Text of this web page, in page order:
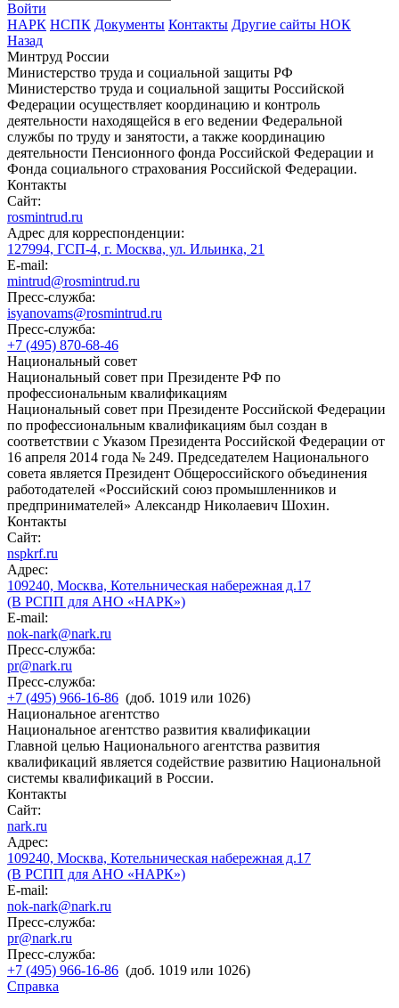
Войти
НАРК НСПК Документы Контакты Другие сайты НОК
Назад
Минтруд России
Министерство труда и социальной защиты РФ
Министерство труда и социальной защиты Российской
Федерации осуществляет координацию и контроль
деятельности находящейся в его ведении Федеральной
службы по труду и занятости, а также координацию
деятельности Пенсионного фонда Российской Федерации и
Фонда социального страхования Российской Федерации.
Контакты
Сайт:
rosmintrud.ru
Адрес для корреспонденции:
127994, ГСП-4, г. Москва, ул. Ильинка, 21
E-mail:
mintrud@rosmintrud.ru
Пресс-служба:
isyanovams@rosmintrud.ru
Пресс-служба:
+7 (495) 870-68-46
Национальный совет
Национальный совет при Президенте РФ по
профессиональным квалификациям
Национальный совет при Президенте Российской Федерации
по профессиональным квалификациям был создан в
соответствии с Указом Президента Российской Федерации от
16 апреля 2014 года № 249. Председателем Национального
совета является Президент Общероссийского объединения
работодателей «Российский союз промышленников и
предпринимателей» Александр Николаевич Шохин.
Контакты
Сайт:
nspkrf.ru
Адрес:
109240, Москва, Котельническая набережная д.17
(В РСПП для АНО «НАРК»)
E-mail:
nok-nark@nark.ru
Пресс-служба:
pr@nark.ru
Пресс-служба:
+7 (495) 966-16-86 (доб. 1019 или 1026)
Национальное агентство
Национальное агентство развития квалификации
Главной целью Национального агентства развития
квалификаций является содействие развитию Национальной
системы квалификаций в России.
Контакты
Сайт:
nark.ru
Адрес:
109240, Москва, Котельническая набережная д.17
(В РСПП для АНО «НАРК»)
E-mail:
nok-nark@nark.ru
Пресс-служба:
pr@nark.ru
Пресс-служба:
+7 (495) 966-16-86 (доб. 1019 или 1026)
Справка